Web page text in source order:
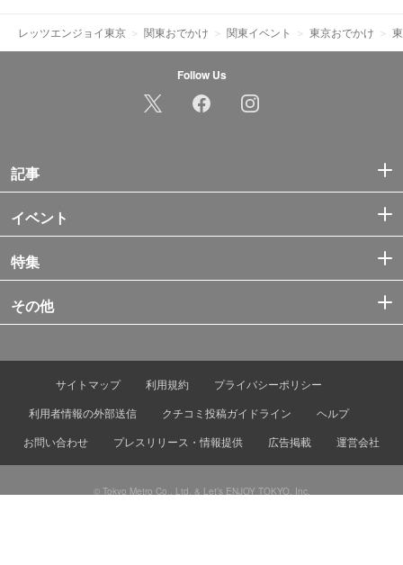
レッツエンジョイ東京 関東おでかけ 関東イベント 東京おでかけ
Follow Us
記事
イベント
特集
その他
サイトマップ 利用規約
プライバシーポリシー
利用者情報の外部送信
クチコミ投稿ガイドライン
ヘルプ
お問い合わせ
プレスリリース・情報提供 広告掲載 運営会社
© Tokyo Metro Co., Ltd. & Let’s ENJOY TOKYO, Inc.